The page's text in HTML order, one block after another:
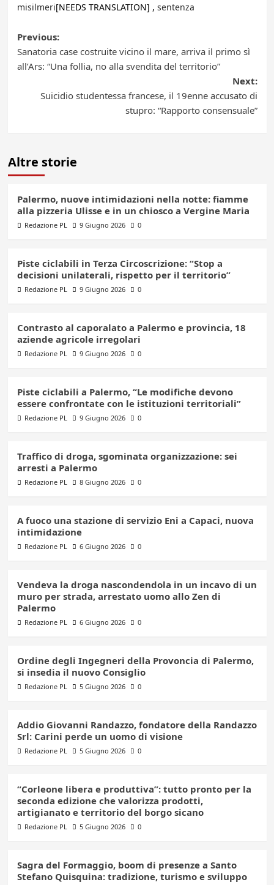
misilmeri[NEEDS TRANSLATION] , sentenza
Post
navigation
Previous:
Sanatoria case costruite vicino il mare, arriva il primo sì
all’Ars: “Una follia, no alla svendita del territorio”
Next:
Suicidio studentessa francese, il 19enne accusato di
stupro: “Rapporto consensuale”
Altre storie
Palermo, nuove intimidazioni nella notte: fiamme
alla pizzeria Ulisse e in un chiosco a Vergine Maria
Redazione PL 9 Giugno 2026 0
Piste ciclabili in Terza Circoscrizione: “Stop a
decisioni unilaterali, rispetto per il territorio”
Redazione PL 9 Giugno 2026 0
Contrasto al caporalato a Palermo e provincia, 18
aziende agricole irregolari
Redazione PL 9 Giugno 2026 0
Piste ciclabili a Palermo, “Le modifiche devono
essere confrontate con le istituzioni territoriali”
Redazione PL 9 Giugno 2026 0
Traffico di droga, sgominata organizzazione: sei
arresti a Palermo
Redazione PL 8 Giugno 2026 0
A fuoco una stazione di servizio Eni a Capaci, nuova
intimidazione
Redazione PL 6 Giugno 2026 0
Vendeva la droga nascondendola in un incavo di un
muro per strada, arrestato uomo allo Zen di
Palermo
Redazione PL 6 Giugno 2026 0
Ordine degli Ingegneri della Provoncia di Palermo,
si insedia il nuovo Consiglio
Redazione PL 5 Giugno 2026 0
Addio Giovanni Randazzo, fondatore della Randazzo
Srl: Carini perde un uomo di visione
Redazione PL 5 Giugno 2026 0
“Corleone libera e produttiva”: tutto pronto per la
seconda edizione che valorizza prodotti,
artigianato e territorio del borgo sicano
Redazione PL 5 Giugno 2026 0
Sagra del Formaggio, boom di presenze a Santo
Stefano Quisquina: tradizione, turismo e sviluppo